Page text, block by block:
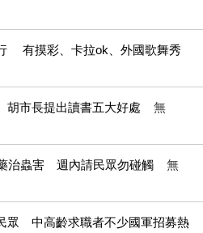
有摸彩、卡拉ok、外國歌舞秀
市長提出讀書五大好處
無
治蟲害 週內請民眾勿碰觸
無
眾 中高齡求職者不少國軍招募熱